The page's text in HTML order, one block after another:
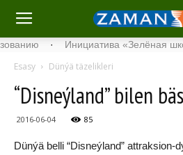
· Инициатива «Зелёная школа»
Esasy Dünýä täzelikleri
“Dis­neý­land” bilen
2016-06-04 85
Dün­ýä bel­li “Dis­neý­land”